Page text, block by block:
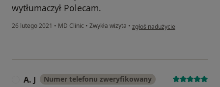
wytłumaczył Polecam.
26 lutego 2021 • MD Clinic • Zwykła wizyta • w opinii użytkownika Marta
zgłoś nadużycie
A. J Numer telefonu zweryfikowany